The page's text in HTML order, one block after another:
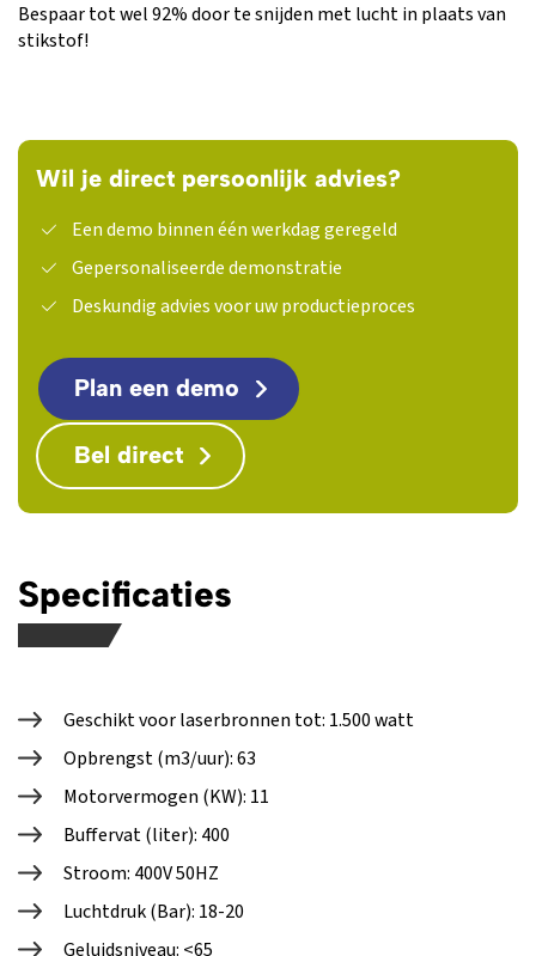
Bespaar tot wel 92% door te snijden met lucht in plaats van
stikstof!
Wil je direct persoonlijk advies?
Een demo binnen één werkdag geregeld
Gepersonaliseerde demonstratie
Deskundig advies voor uw productieproces
Plan een demo
Bel direct
Specificaties
Geschikt voor laserbronnen tot: 1.500 watt
Opbrengst (m3/uur): 63
Motorvermogen (KW): 11
Buffervat (liter): 400
Stroom: 400V 50HZ
Luchtdruk (Bar): 18-20
Geluidsniveau: <65